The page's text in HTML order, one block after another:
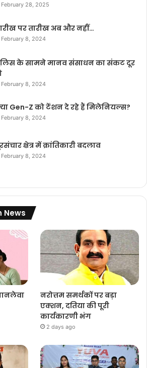
February 28, 2025
पर तारीख अब और नहीं…
February 8, 2024
के सामने मानव संसाधन का संकट दूर
February 8, 2024
Gen-Z को टेंशन दे रहे हैं मिलेनियल्स?
February 8, 2024
क्षेत्र में क्रांतिकारी बदलाव
February 8, 2024
News
नरोत्तम समर्थकों पर बड़ा
एक्शन, दतिया की पूरी
कार्यकारणी भंग
2 days ago